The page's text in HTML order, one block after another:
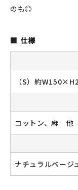
おすすめ特集
読みもの
ギャラリー
おしらせ
新規会員登録
のも◎
仕様
（S）約
コットン、麻 他
ナチュラルベージ